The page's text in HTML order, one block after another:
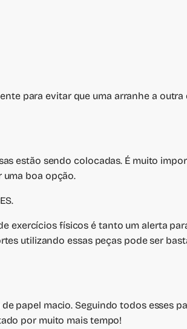
para evitar que uma arranhe a outra
estão sendo colocadas. É muito
uma boa opção.
exercícios físicos é tanto um alerta
utilizando essas peças pode ser
papel macio. Seguindo todos esses
por muito mais tempo!